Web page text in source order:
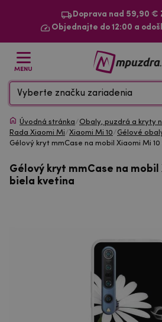
Doprava nad 59,90 €
Objednajte do 12:00 a
MENU
Vyberte značku zariadenia
Úvodná stránka/Obaly, puzdrá a kryty
Rada Xiaomi Mi/Xiaomi Mi 10/Gélové
Gélový kryt mmCase na mobil Xiaomi Mi
Gélový kryt mmCase na mobil
biela kvetina